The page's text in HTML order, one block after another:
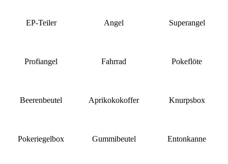
EP-Teiler Angel Superangel
Profiangel Fahrrad Pokeflöte
Beerenbeutel Aprikokokoffer Knurpsbox
Pokeriegelbox Gummibeutel Entonkanne